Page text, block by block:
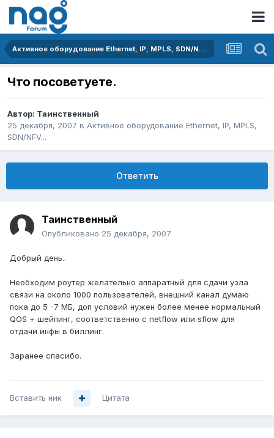
Активное оборудование Ethernet, IP, MPLS, SDN/NFV...
Что посоветуете.
Автор: Таинственный
25 декабря, 2007 в Активное оборудование Ethernet, IP, MPLS,
SDN/NFV...
Ответить
Таинственный
Опубликовано 25 декабря, 2007
Добрый день..
Необходим роутер желательно аппаратный для сдачи узла
связи на около 1000 пользователей, внешний канал думаю
пока до 5 -7 МБ, доп условий нужен более менее нормальный
QOS + шейпинг, соответственно с netflow или sflow для
отдачи инфы в биллинг.
Заранее спасибо.
Вставить ник Цитата